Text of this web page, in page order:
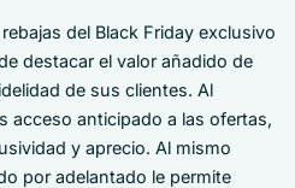
del Black Friday exclusivo
destacar el valor añadido de
de sus clientes. Al
acceso anticipado a las ofertas,
y aprecio. Al mismo
por adelantado le permite